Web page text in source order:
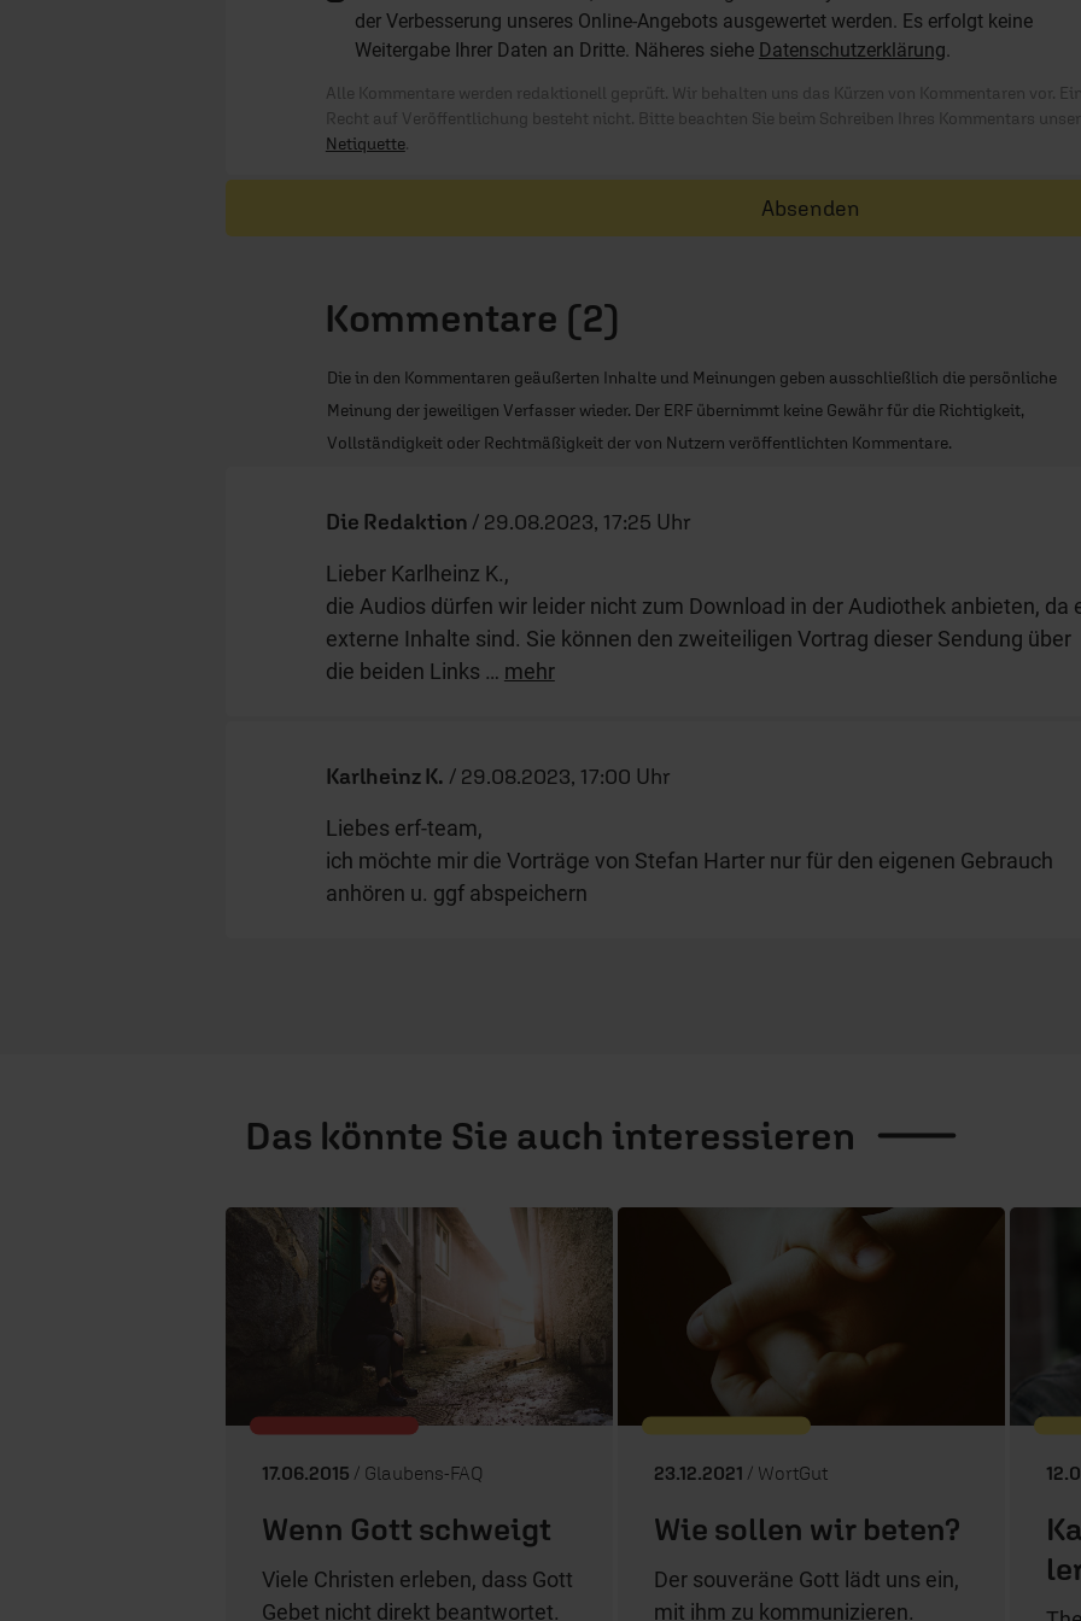
der Verbesserung unseres Online-Angebots ausgewertet werden. Es erfolgt keine
Weitergabe Ihrer Daten an Dritte. Näheres siehe Datenschutzerklärung.
Alle Kommentare werden redaktionell geprüft. Wir behalten uns das Kürzen von Kommentaren vor.
Recht auf Veröffentlichung besteht nicht. Bitte beachten Sie beim Schreiben Ihres Kommentars
Netiquette.
Absenden
Kommentare (2)
Die in den Kommentaren geäußerten Inhalte und Meinungen geben ausschließlich die persönliche
Meinung der jeweiligen Verfasser wieder. Der ERF übernimmt keine Gewähr für die Richtigkeit,
Vollständigkeit oder Rechtmäßigkeit der von Nutzern veröffentlichten Kommentare.
Die Redaktion / 29.08.2023, 17:25 Uhr
Lieber Karlheinz K.,
die Audios dürfen wir leider nicht zum Download in der Audiothek anbieten, da
externe Inhalte sind. Sie können den zweiteiligen Vortrag dieser Sendung über
die beiden Links … mehr
Karlheinz K. / 29.08.2023, 17:00 Uhr
Liebes erf-team,
ich möchte mir die Vorträge von Stefan Harter nur für den eigenen Gebrauch
anhören u. ggf abspeichern
Das könnte Sie auch interessieren
17.06.2015 / Glaubens-FAQ
Wenn Gott schweigt
Viele Christen erleben, dass Gott
Gebet nicht direkt beantwortet.
23.12.2021 / WortGut
Wie sollen wir beten?
Der souveräne Gott lädt uns ein,
mit ihm zu kommunizieren.